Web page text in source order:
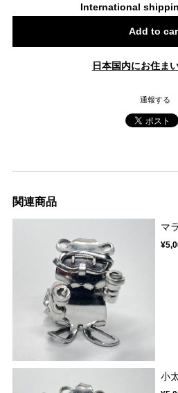
International
Add to
日本国内にお住ま
通報する
関連商品
マ
小